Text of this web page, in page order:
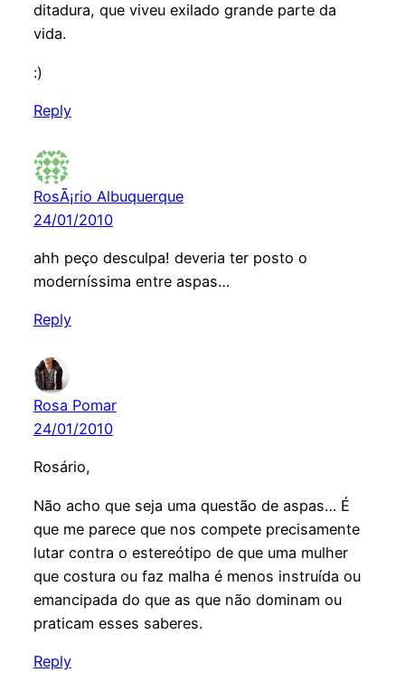
ditadura, que viveu exilado grande parte da
vida.
:)
Reply
RosÃ¡rio Albuquerque
24/01/2010
ahh peço desculpa! deveria ter posto o
moderníssima entre aspas…
Reply
Rosa Pomar
24/01/2010
Rosário,
Não acho que seja uma questão de aspas… É
que me parece que nos compete precisamente
lutar contra o estereótipo de que uma mulher
que costura ou faz malha é menos instruída ou
emancipada do que as que não dominam ou
praticam esses saberes.
Reply